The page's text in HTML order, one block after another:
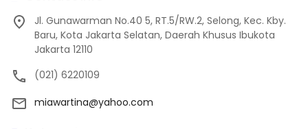
Jl. Gunawarman No.40 5, RT.5/RW.2, Selong, Kec. Kby.
Baru, Kota Jakarta Selatan, Daerah Khusus Ibukota
Jakarta 12110
(021) 6220109
miawartina@yahoo.com